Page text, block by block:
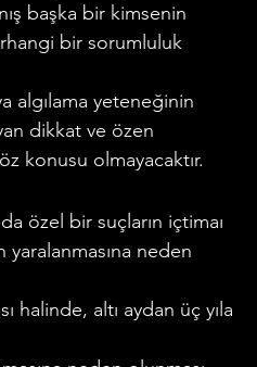
başka bir kimsenin
bir sorumluluk
algılama yeteneğinin
dikkat ve özen
konusu olmayacaktır.
özel bir suçların içtimaı
neden
halinde, altı aydan üç yıla